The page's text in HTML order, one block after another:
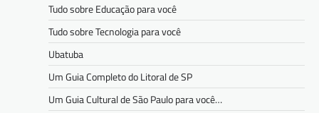
Tudo sobre Educação para você
Tudo sobre Tecnologia para você
Ubatuba
Um Guia Completo do Litoral de SP
Um Guia Cultural de São Paulo para você…